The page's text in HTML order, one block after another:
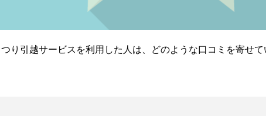
り引越サービスを利用した人は、どのような口コミを寄せて